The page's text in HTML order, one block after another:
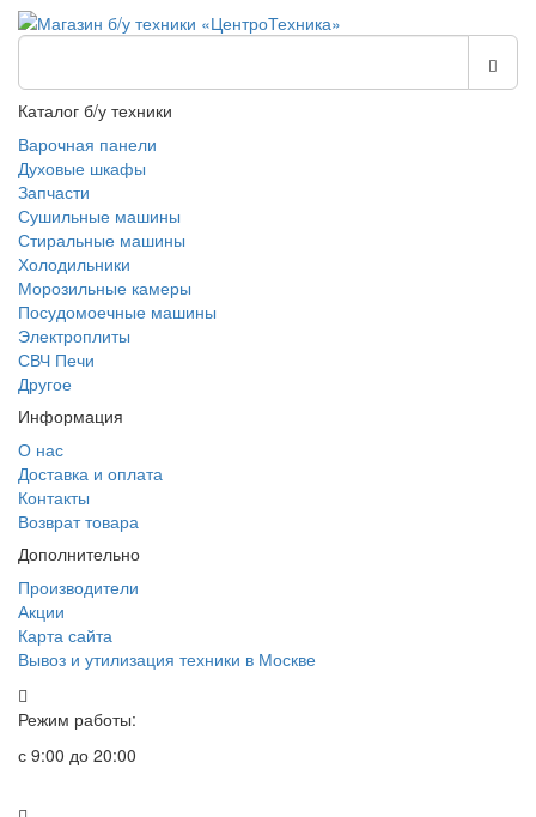
Каталог б/у техники
Варочная панели
Духовые шкафы
Запчасти
Сушильные машины
Стиральные машины
Холодильники
Морозильные камеры
Посудомоечные машины
Электроплиты
СВЧ Печи
Другое
Информация
О нас
Доставка и оплата
Контакты
Возврат товара
Дополнительно
Производители
Акции
Карта сайта
Вывоз и утилизация техники в Москве
Режим работы:
с 9:00 до 20:00